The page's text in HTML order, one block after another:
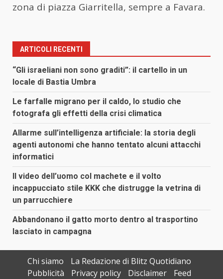
zona di piazza Giarritella, sempre a Favara.
ARTICOLI RECENTI
“Gli israeliani non sono graditi”: il cartello in un
locale di Bastia Umbra
Le farfalle migrano per il caldo, lo studio che
fotografa gli effetti della crisi climatica
Allarme sull’intelligenza artificiale: la storia degli
agenti autonomi che hanno tentato alcuni attacchi
informatici
Il video dell’uomo col machete e il volto
incappucciato stile KKK che distrugge la vetrina di
un parrucchiere
Abbandonano il gatto morto dentro al trasportino
lasciato in campagna
Chi siamo
La Redazione di Blitz Quotidiano
Pubblicità
Privacy policy Disclaimer Feed